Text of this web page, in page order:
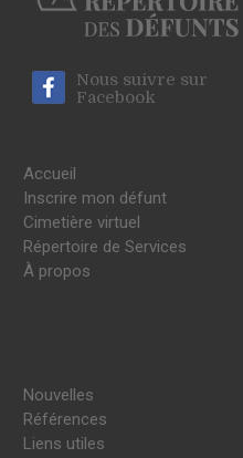
Nous suivre sur
Facebook
Accueil
Inscrire mon défunt
Cimetière virtuel
Répertoire de Services
À propos
Nouvelles
Références
Liens utiles